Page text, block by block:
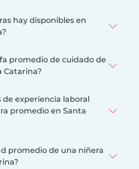
hay disponibles en
promedio de cuidado de
Catarina?
de experiencia laboral
promedio en Santa
promedio de una niñera